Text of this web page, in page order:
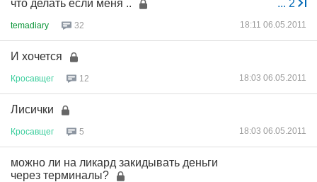
... 2
что делать если меня ..
temadiary 32 18:11 06.05.2011
И хочется
Кросавщег 12 18:03 06.05.2011
Лисички
Кросавщег 5 18:03 06.05.2011
можно ли на ликард закидывать деньги
через терминалы?